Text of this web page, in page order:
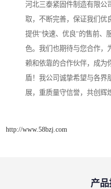
河北三泰紧固件制造有限公
取，不断完善，保证我们优
提供"快速、优良"的售前、
色。我们也期待与您合作，
赖和依靠的合作伙伴，成为
盾！我公司诚挚希望与各界
展，重质量守信誉，共创辉
http://www.58bzj.com
产